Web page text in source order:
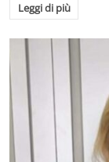
Leggi di più